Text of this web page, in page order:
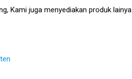
Kami juga menyediakan produk lainya